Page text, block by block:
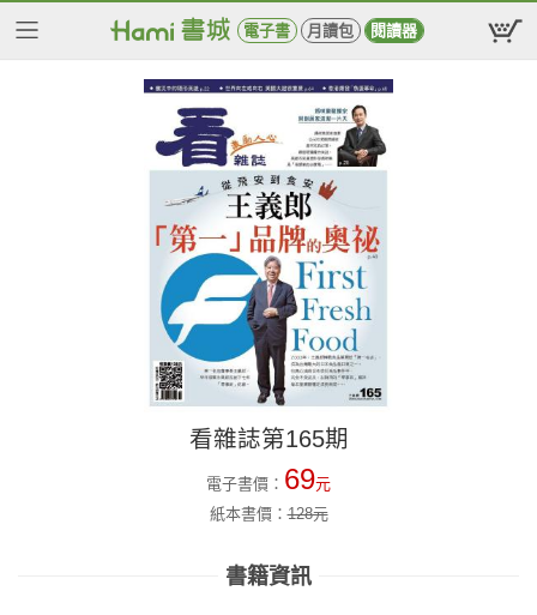
電子書 月讀包 閱讀器
看雜誌第165期
電子書價： 69元
紙本書價：128元
書籍資訊